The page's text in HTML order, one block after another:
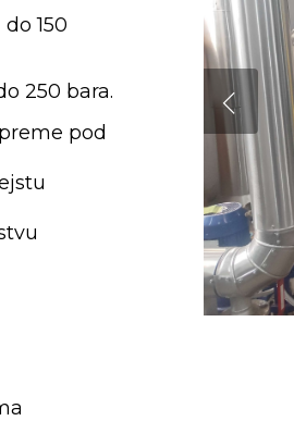
150
250 bara.
pod